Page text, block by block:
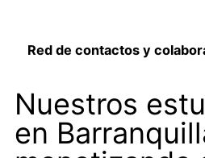
Red de contactos y
Nuestros
en